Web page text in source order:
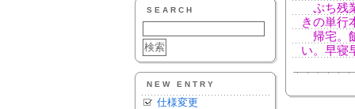
SEARCH
NEW ENTRY
仕様変更
ぷち残
きの単行
帰宅。
い。早寝